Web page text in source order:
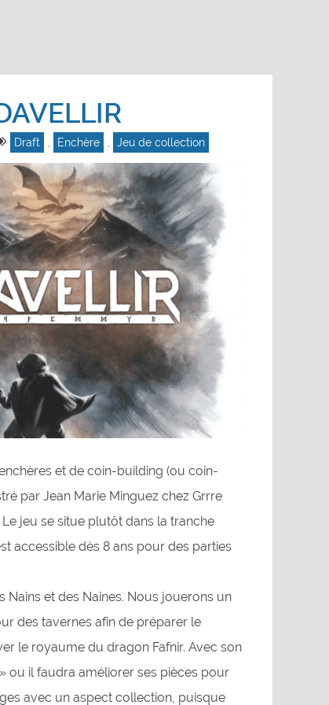
Draft Enchère Jeu de collection
et de coin-building (ou coin-
par Jean Marie Minguez chez Grrre
jeu se situe plutôt dans la tranche
accessible dès 8 ans pour des parties
Nains et des Naines. Nous jouerons un
des tavernes afin de préparer le
le royaume du dragon Fafnir. Avec son
ou il faudra améliorer ses pièces pour
avec un aspect collection, puisque